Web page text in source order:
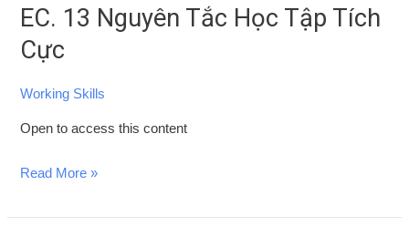
EC. 13 Nguyên Tắc Học Tập Tích
Cực
Working Skills
Open to access this content
EC.
13
Nguyên
Tắc
Tập
Read More »